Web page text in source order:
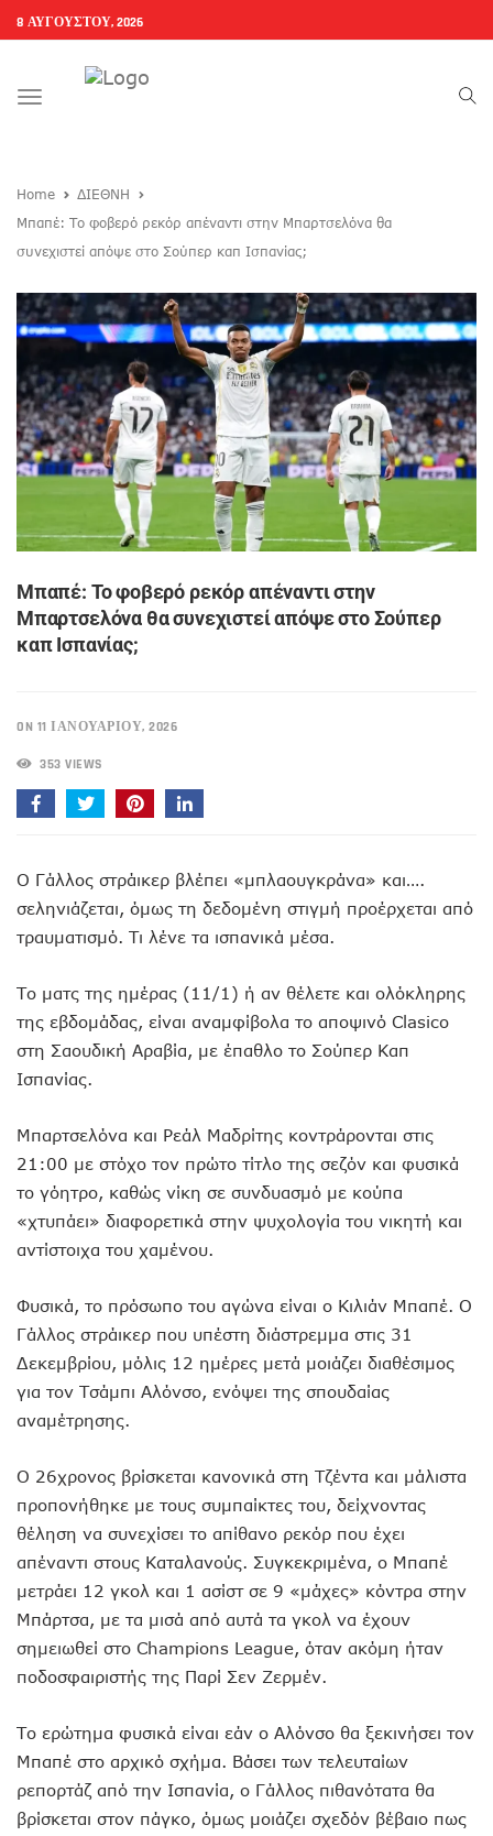
8 ΑΥΓΟΎΣΤΟΥ, 2026
Toggle
Home
ΔΙΕΘΝΗ
Μπαπέ: Το φοβερό ρεκόρ απέναντι στην Μπαρτσελόνα θα
συνεχιστεί απόψε στο Σούπερ καπ Ισπανίας;
Μπαπέ: Το φοβερό ρεκόρ απέναντι στην
Μπαρτσελόνα θα συνεχιστεί απόψε στο Σούπερ
καπ Ισπανίας;
ON 11 ΙΑΝΟΥΑΡΊΟΥ, 2026
353 VIEWS
Ο Γάλλος στράικερ βλέπει «μπλαουγκράνα» και….
σεληνιάζεται, όμως τη δεδομένη στιγμή προέρχεται από
τραυματισμό. Τι λένε τα ισπανικά μέσα.
Το ματς της ημέρας (11/1) ή αν θέλετε και ολόκληρης
της εβδομάδας, είναι αναμφίβολα το αποψινό Clasico
στη Σαουδική Αραβία, με έπαθλο το Σούπερ Καπ
Ισπανίας.
Μπαρτσελόνα και Ρεάλ Μαδρίτης κοντράρονται στις
21:00 με στόχο τον πρώτο τίτλο της σεζόν και φυσικά
το γόητρο, καθώς νίκη σε συνδυασμό με κούπα
«χτυπάει» διαφορετικά στην ψυχολογία του νικητή και
αντίστοιχα του χαμένου.
Φυσικά, το πρόσωπο του αγώνα είναι ο Κιλιάν Μπαπέ. Ο
Γάλλος στράικερ που υπέστη διάστρεμμα στις 31
Δεκεμβρίου, μόλις 12 ημέρες μετά μοιάζει διαθέσιμος
για τον Τσάμπι Αλόνσο, ενόψει της σπουδαίας
αναμέτρησης.
Ο 26χρονος βρίσκεται κανονικά στη Τζέντα και μάλιστα
προπονήθηκε με τους συμπαίκτες του, δείχνοντας
θέληση να συνεχίσει το απίθανο ρεκόρ που έχει
απέναντι στους Καταλανούς. Συγκεκριμένα, ο Μπαπέ
μετράει 12 γκολ και 1 ασίστ σε 9 «μάχες» κόντρα στην
Μπάρτσα, με τα μισά από αυτά τα γκολ να έχουν
σημειωθεί στο Champions League, όταν ακόμη ήταν
ποδοσφαιριστής της Παρί Σεν Ζερμέν.
Το ερώτημα φυσικά είναι εάν ο Αλόνσο θα ξεκινήσει τον
Μπαπέ στο αρχικό σχήμα. Βάσει των τελευταίων
ρεπορτάζ από την Ισπανία, ο Γάλλος πιθανότατα θα
βρίσκεται στον πάγκο, όμως μοιάζει σχεδόν βέβαιο πως